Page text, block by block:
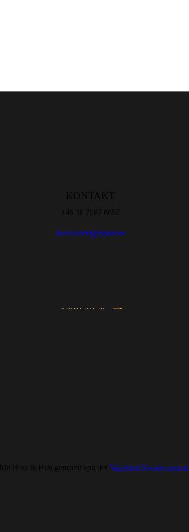
KONTAKT
+49 30 7567 8657
duesseldorf@bpbar.de
ANRUFEN
Mit Herz & Hirn gemacht von der Vagabunt Kreativagentur